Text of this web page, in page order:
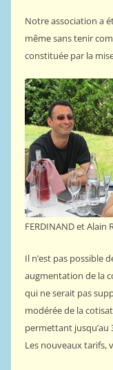
Notre association a
même sans tenir
constituée par la
FERDINAND et Alain
Il n’est pas possible
augmentation de la
qui ne serait pas
modérée de la
permettant jusqu’au
Les nouveaux tarifs,